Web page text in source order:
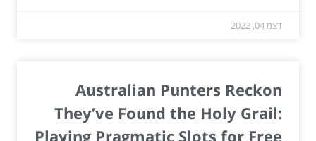
דצמ 04, 2022
Australian Punters Reckon
They’ve Found the Holy Grail:
Playing Pragmatic Slots for Free